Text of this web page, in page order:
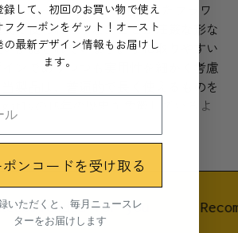
ゴブレットを模して造られたフラワ
で使われそうな、どこか荘厳な形な
が施されています。手に取りやすい
ンでありつつも実用性を細かく考慮
製品は、普遍的で長く使えるものを
の15年の歴史を象徴しているよ
っている実用性はもちろん、Veraは
空間をより豊かにするというブラン
あなたの生活をよりクリエイティブで
for you
録して、初回のお買い物で使え
フクーポンをゲット！オースト
の最新デザイン情報もお届けし
ます。
ンコードを受け取る
いただくと、毎月ニュースレ
ターをお届けします